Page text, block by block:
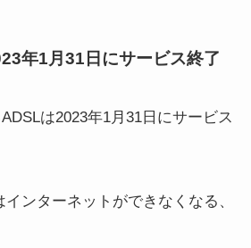
年1月31日にサービス終了
は2023年1月31日にサービス
ンターネットができなくなる、